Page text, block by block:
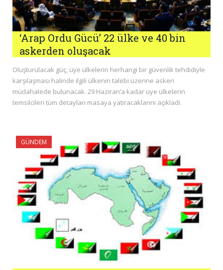
‘Arap Ordu Gücü’ 22 ülke ve 40 bin
askerden oluşacak
Oluşturulacak güç, üye ülkelerin herhangi bir güvenlik tehdidiyle
karşılaşması halinde ilgili ülkenin talebi üzerine askeri
müdahalede bulunacak. 29 Haziran’a kadar üye ülkelerin
temsilcileri tüm detayları masaya yatıracaklarını açıkladı.
GÜNDEM